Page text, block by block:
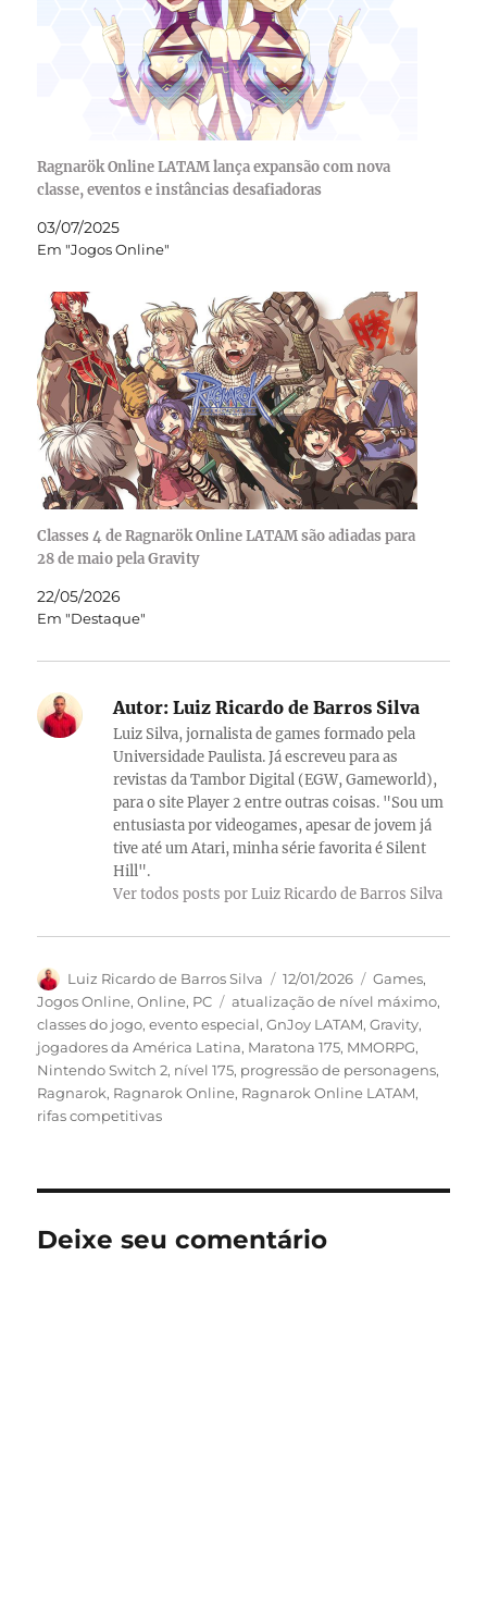
Ragnarök Online LATAM lança expansão com nova
classe, eventos e instâncias desafiadoras
03/07/2025
Em "Jogos Online"
Classes 4 de Ragnarök Online LATAM são adiadas para
28 de maio pela Gravity
22/05/2026
Em "Destaque"
Autor: Luiz Ricardo de Barros Silva
Luiz Silva, jornalista de games formado pela
Universidade Paulista. Já escreveu para as
revistas da Tambor Digital (EGW, Gameworld),
para o site Player 2 entre outras coisas. "Sou um
entusiasta por videogames, apesar de jovem já
tive até um Atari, minha série favorita é Silent
Hill".
Ver todos posts por Luiz Ricardo de Barros Silva
Autor
Luiz Ricardo de Barros Silva
Publicado
em
12/01/2026 Categorias
Games,
Jogos Online,Online, PC Tags
atualização de nível máximo,
classes do jogo,evento especial,GnJoy LATAM,Gravity,
jogadores da América Latina, Maratona 175, MMORPG,
Nintendo Switch 2, nível 175, progressão de personagens,
Ragnarok, Ragnarok Online, Ragnarok Online LATAM,
rifas competitivas
Deixe seu comentário